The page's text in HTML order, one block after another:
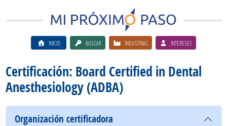
INICIO BUSCAR INDUSTRIAS INTERESES
Certificación: Board Certified in Dental
Anesthesiology (ADBA)
Organización certificadora